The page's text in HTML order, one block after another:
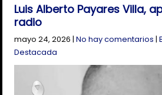
Luis Alberto Payares Villa,
radio
mayo 24, 2026 |No hay comentarios |
Destacada